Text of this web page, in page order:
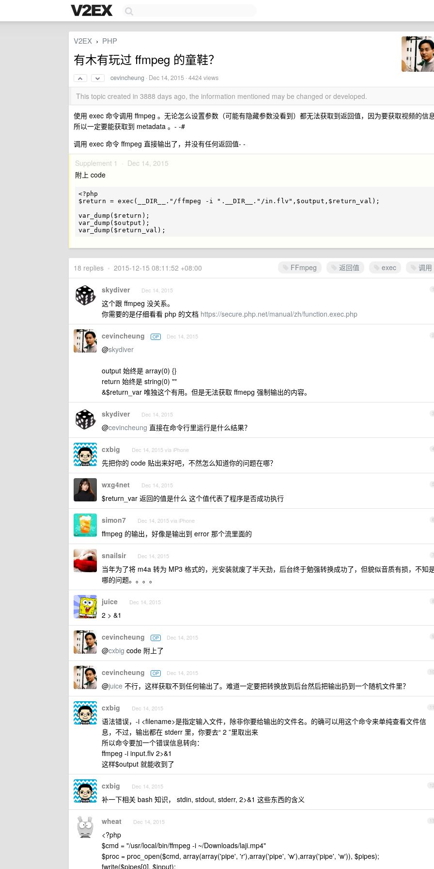
V2EX › PHP
有木有玩过 ffmpeg 的童鞋？
cevincheung · Dec 14, 2015 · 4424 views
This topic created in 3888 days ago, the information mentioned may be changed or developed.
使用 exec 命令调用 ffmpeg 。无论怎么设置参数（可能有隐藏参数没看到）都无法获取到返回值，因为要获取视频的信
所以一定要能获取到 metadata 。- -#
调用 exec 命令 ffmpeg 直接输出了，并没有任何返回值- -
Supplement 1 · Dec 14, 2015
附上 code
<?php
$return
= exec ( __DIR__ . "/ffmpeg -i " . __DIR__ . "/in.flv" , $output , $return_val );
var_dump ( $return );
var_dump ( $output );
var_dump ( $return_val );
FFmpeg 返回值 exec 调用
18 replies • 2015-12-15 08:11:52 +08:00
1
skydiver Dec 14, 2015
这个跟 ffmpeg 没关系。
你需要的是仔细看看 php 的文档 https://secure.php.net/manual/zh/function.exec.php
2
cevincheung OP Dec 14, 2015
@skydiver
output 始终是 array(0) {}
return 始终是 string(0) ""
&$return_var 唯独这个有用。但是无法获取 ffmepg 强制输出的内容。
3
skydiver Dec 14, 2015
@cevincheung 直接在命令行里运行是什么结果？
4
cxbig Dec 14, 2015 via iPhone
先把你的 code 贴出来好吧，不然怎么知道你的问题在哪？
5
wxg4net Dec 14, 2015
$return_var 返回的值是什么 这个值代表了程序是否成功执行
6
simon7 Dec 14, 2015 via iPhone
ffmpeg 的输出，好像是输出到 error 那个流里面的
7
snailsir Dec 14, 2015
当年为了将 m4a 转为 MP3 格式的，光安装就废了半天劲，后台终于勉强转换成功了，但貌似音质有损，不知
哪的问题。。。。
8
juice Dec 14, 2015
2 > &1
9
cevincheung OP Dec 14, 2015
@cxbig code 附上了
10
cevincheung OP Dec 14, 2015
@juice 不行，这样获取不到任何输出了。难道一定要把转换放到后台然后把输出扔到一个随机文件里？
11
cxbig Dec 14, 2015
语法错误，-i <filename>是指定输入文件，除非你要给输出的文件名。的确可以用这个命令来单纯查看文件信
息，不过，输出都在 stderr 里，你要去“ 2 ”里取出来
所以命令要加一个错误信息转向：
ffmpeg -i input.flv 2>&1
这样$output 就能收到了
12
cxbig Dec 14, 2015
补一下相关 bash 知识， stdin, stdout, stderr, 2>&1 这些东西的含义
13
wheat Dec 14, 2015
<?php
$cmd = "/usr/local/bin/ffmpeg -i ~/Downloads/laji.mp4"
$proc = proc_open($cmd, array(array('pipe', 'r'),array('pipe', 'w'),array('pipe', 'w')), $pipes);
fwrite($pipes[0], $input);